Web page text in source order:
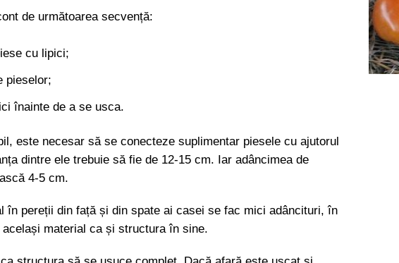
de următoarea secvență:
cu lipici;
pieselor;
înainte de a se usca.
este necesar să se conecteze suplimentar piesele cu ajutorul
dintre ele trebuie să fie de 12-15 cm. Iar adâncimea de
4-5 cm.
în pereții din față și din spate ai casei se fac mici adâncituri, în
material ca și structura în sine.